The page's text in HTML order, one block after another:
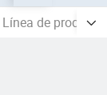
Línea de